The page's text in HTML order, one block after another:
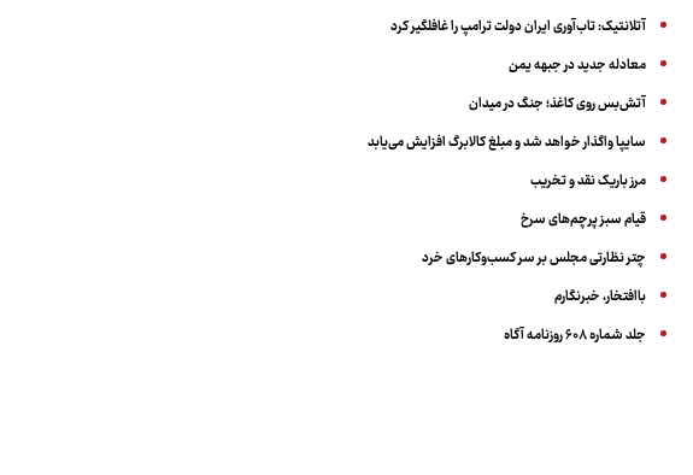
آتلانتیک: تاب‌آوری ایران دولت ترامپ را غافلگیر کرد
معادله جدید در جبهه یمن
آتش‌بس روی کاغذ؛ جنگ در میدان
سایپا واگذار خواهد شد و مبلغ کالابرگ افزایش می‌یابد
مرز باریک نقد و تخریب
قیام سبز پرچم‌های سرخ
چتر نظارتی مجلس بر سر کسب‌وکارهای خرد
باافتخار، خبرنگارم
جلد شماره ۶۰۸ روزنامه آگاه